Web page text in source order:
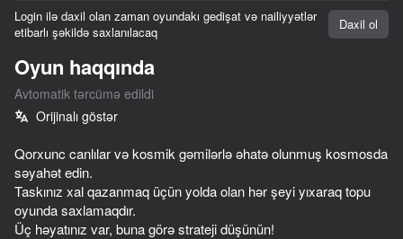
Login ilə daxil olan zaman oyundakı gedişat və nailiyyətlər
etibarlı şəkildə saxlanılacaq
Daxil ol
Oyun haqqında
Avtomatik tərcümə edildi
Orijinalı göstər
Qorxunc canlılar və kosmik gəmilərlə əhatə olunmuş kosmosda
səyahət edin.
Taskınız xal qazanmaq üçün yolda olan hər şeyi yıxaraq topu
oyunda saxlamaqdır.
Üç həyatınız var, buna görə strateji düşünün!